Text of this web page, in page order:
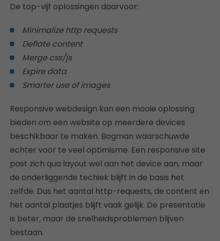
De top-vijf oplossingen daarvoor:
Minimalize http requests
Deflate content
Merge css/js
Expire data
Smarter use of images
Responsive webdesign kan een mooie oplossing
bieden om een website op meerdere devices
beschikbaar te maken. Bogman waarschuwde
echter voor te veel optimisme. Een responsive site
past zich qua layout wel aan het device aan, maar
de onderliggende techiek blijft in de basis het
zelfde. Dus het aantal http-requests, de content en
het aantal plaatjes blijft vaak gelijk. De presentatie
is beter, maar de snelheidsproblemen blijven
bestaan.